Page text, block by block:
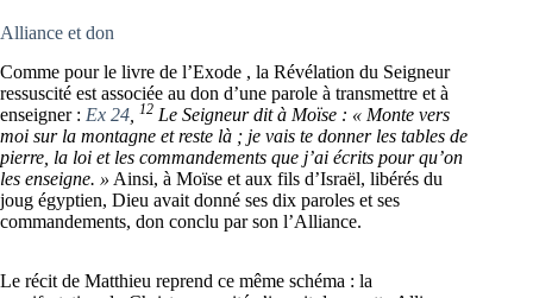
Alliance et don
Comme pour le livre de l’Exode , la Révélation du Seigneur
ressuscité est associée au don d’une parole à transmettre et à
enseigner : Ex 24 12 Le Seigneur dit à Moïse : « Monte vers
moi sur la montagne et reste là ; je vais te donner les tables de
pierre, la loi et les commandements que j’ai écrits pour qu’on
les enseigne. » Ainsi, à Moïse et aux fils d’Israël, libérés du
joug égyptien, Dieu avait donné ses dix paroles et ses
commandements, don conclu par son l’Alliance.
Le récit de Matthieu reprend ce même schéma : la